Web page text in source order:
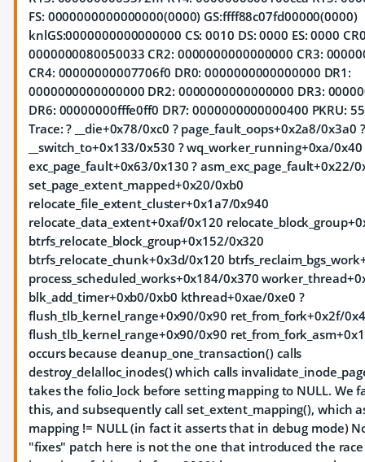
FS: 0000000000000000(0000) GS:ffff88c07fd00000(0000)
knlGS:0000000000000000 CS: 0010 DS: 0000 ES: 0000
0000000080050033 CR2: 0000000000000000 CR3:
CR4: 00000000007706f0 DR0: 0000000000000000 DR1:
0000000000000000 DR2: 0000000000000000 DR3:
DR6: 00000000fffe0ff0 DR7: 0000000000000400 PKRU:
Trace:? __die+0x78/0xc0 ? page_fault_oops+0x2a8/0x3a0 ?
__switch_to+0x133/0x530 ? wq_worker_running+0xa/0x40
exc_page_fault+0x63/0x130 ? asm_exc_page_fault+0x22/
set_page_extent_mapped+0x20/0xb0
relocate_file_extent_cluster+0x1a7/0x940
relocate_data_extent+0xaf/0x120
btrfs_relocate_block_group+0x152/0x320
btrfs_relocate_chunk+0x3d/0x120
process_scheduled_works+0x184/0x370
blk_add_timer+0xb0/0xb0 kthread+0xae/0xe0 ?
flush_tlb_kernel_range+0x90/0x90 ret_from_fork+0x2f/
flush_tlb_kernel_range+0x90/0x90
occurs because cleanup_one_transaction() calls
destroy_delalloc_inodes() which calls
takes the folio_lock before setting mapping to NULL. We
this, and subsequently call set_extent_mapping(), which
mapping != NULL (in fact it asserts that in debug mode)
"fixes" patch here is not the one that introduced the